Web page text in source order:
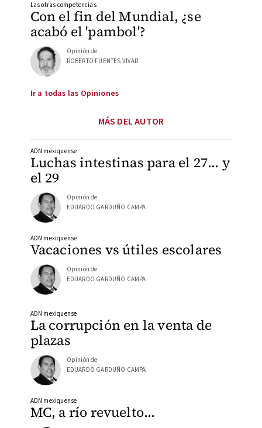
Con el fin del Mundial, ¿se
acabó el 'pambol'?
Las otras competencias
Opinión de
ROBERTO FUENTES VIVAR
Ir a todas las Opiniones
MÁS DEL AUTOR
Luchas intestinas para el 27… y
el 29
ADN mexiquense
Opinión de
EDUARDO GARDUÑO CAMPA
Vacaciones vs útiles escolares
ADN mexiquense
Opinión de
EDUARDO GARDUÑO CAMPA
La corrupción en la venta de
plazas
ADN mexiquense
Opinión de
EDUARDO GARDUÑO CAMPA
MC, a río revuelto...
ADN mexiquense